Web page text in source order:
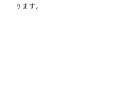
ります。